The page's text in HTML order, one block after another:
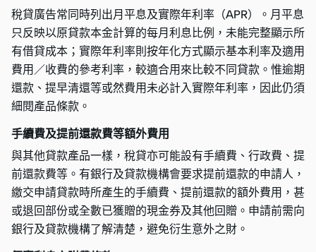
稅貸廣告常同時列出月平息及實際年利率（APR）。月平息
只反映以原貸款本金計算的每月利息比例，未能完整顯示所
有借貸成本；實際年利率則按年化方式顯示基本利率及適用
費用／收費的參考利率，較適合用來比較不同貸款。惟逾期
還款、提早清還等或然費用未必計入實際年利率，因此仍須
細閱產品條款。
手續費及提前還款費等額外費用
與其他貸款產品一樣，稅貸亦可能設有手續費、行政費、提
前還款費等。有銀行及貸款機構會要求提前還款的申請人，
繳交申請貸款時所產生的手續費、提前還款的額外費用，甚
或退回部份或全數已獲贈的現金券及其他回贈。申請前需向
銀行及貸款機構了解清楚，避免衍生意外之財。